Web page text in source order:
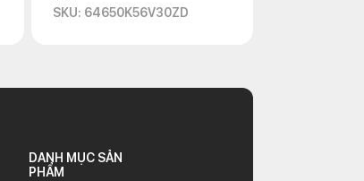
SKU: 64650K56V30ZD
DANH MỤC SẢN
PHẨM